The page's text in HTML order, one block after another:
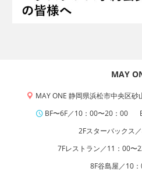
MAY
MAY ONE 静岡県浜松市中央区砂
BF〜6F／10：00〜20：00
2Fスターバックス
7Fレストラン／11：00〜
8F谷島屋／10